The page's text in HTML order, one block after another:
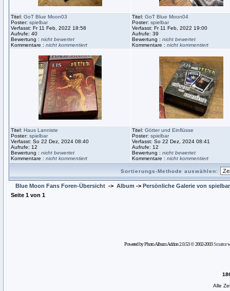
Titel: GoT Blue Moon03
Poster: spielbar
Verfasst: Fr 11 Feb, 2022 18:58
Aufrufe: 40
Bewertung : nicht bewertet
Kommentare : nicht kommentiert
Titel: GoT Blue Moon04
Poster: spielbar
Verfasst: Fr 11 Feb, 2022 19:00
Aufrufe: 39
Bewertung : nicht bewertet
Kommentare : nicht kommentiert
Titel: Haus Lanniste
Poster: spielbar
Verfasst: So 22 Dez, 2024 08:40
Aufrufe: 12
Bewertung : nicht bewertet
Kommentare : nicht kommentiert
Titel: Götter und Einflüsse
Poster: spielbar
Verfasst: So 22 Dez, 2024 08:41
Aufrufe: 12
Bewertung : nicht bewertet
Kommentare : nicht kommentiert
Sortierungs-Methode auswählen:
Blue Moon Fans Foren-Übersicht -> Album -> Persönliche Galerie von spielbar
Seite 1 von 1
Powered by Photo Album Addon 2.0.53 © 2002-2003Smartor
Alle